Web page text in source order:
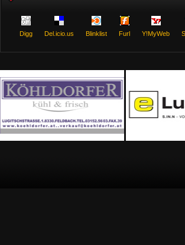
Digg Del.icio.us Blinklist Furl Y!MyWeb